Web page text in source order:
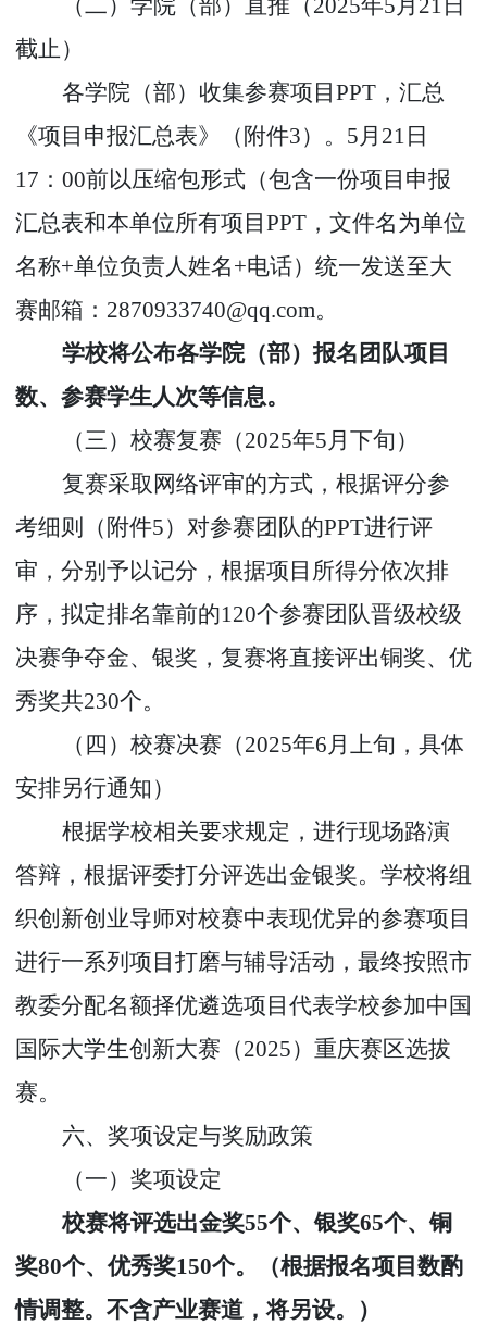
（二）学院（部）直推（2025年5月 21 日
截止）
各学院（部）收集参赛项目PPT ，汇总
《项目申报汇总表》（附件3）。 5月 21 日
17 ： 00前以压缩包形式（包含一份项目申报
汇总表和本单位所有项目PPT ，文件名为单位
名称+单位负责人姓名+电话）统一发送至大
赛邮箱： 2870933740@qq.com。
学校将公布各学院（部）报名团队项目
数、参赛学生人次等信息。
（三）校赛复赛（2025年5月下旬）
复赛采取网络评审的方式，根据评分参
考细则（附件5）对参赛团队的PPT进行评
审，分别予以记分，根据项目所得分依次排
序，拟定排名靠前的120个参赛团队晋级校级
决赛争夺金、银奖，复赛将直接评出铜奖、优
秀奖共230个。
（四）校赛决赛（2025年6月上旬，具体
安排另行通知）
根据学校相关要求规定，进行现场路演
答辩，根据评委打分评选出金银奖。学校将组
织创新创业导师对校赛中表现优异的参赛项目
进行一系列项目打磨与辅导活动，最终按照市
教委分配名额择优遴选项目代表学校参加中国
国际大学生创新大赛（2025）重庆赛区选拔
赛。
六、奖项设定与奖励政策
（一）奖项设定
校赛将评选出金奖55个、银奖65个、铜
奖80个、优秀奖150个。（根据报名项目数酌
情调整。不含产业赛道，将另设。）